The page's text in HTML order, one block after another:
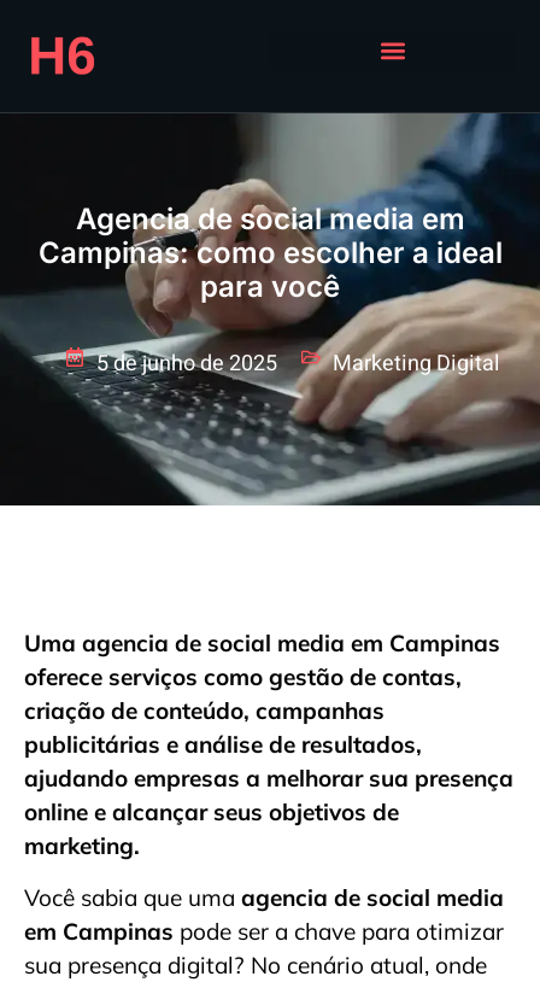
Agencia de social media em
Campinas: como escolher a ideal
para você
5 de junho de 2025 Marketing Digital
Uma agencia de social media em Campinas
oferece serviços como gestão de contas,
criação de conteúdo, campanhas
publicitárias e análise de resultados,
ajudando empresas a melhorar sua presença
online e alcançar seus objetivos de
marketing.
Você sabia que uma agencia de social media
em Campinas pode ser a chave para otimizar
sua presença digital? No cenário atual, onde